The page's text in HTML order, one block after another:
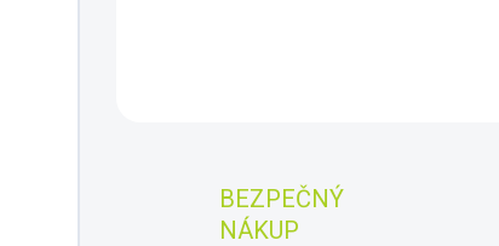
BEZPEČNÝ
NÁKUP